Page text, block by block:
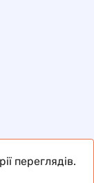
переглядів.